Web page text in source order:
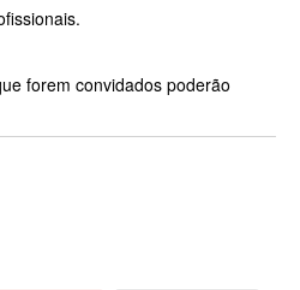
forem convidados poderão